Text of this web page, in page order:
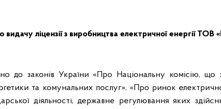
видачу ліцензії з виробництва електричної енергії
до законів України «Про Національну комісію,
та комунальних послуг», «Про ринок
діяльності, державне регулювання яких